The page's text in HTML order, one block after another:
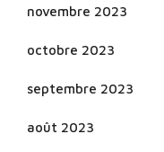
novembre 2023
octobre 2023
septembre 2023
août 2023